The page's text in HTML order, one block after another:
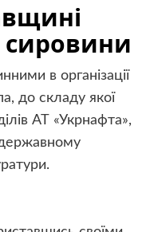
сировини
в організації
до складу якої
АТ «Укрнафта»,